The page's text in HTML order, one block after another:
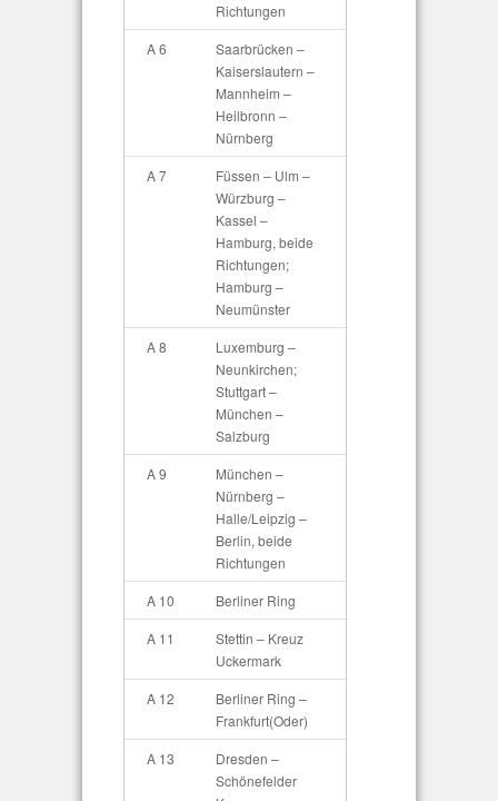
Richtungen
A 6
Saarbrücken –
Kaiserslautern –
Mannheim –
Heilbronn –
Nürnberg
A 7
Füssen – Ulm –
Würzburg –
Kassel –
Hamburg, beide
Richtungen;
Hamburg –
Neumünster
A 8
Luxemburg –
Neunkirchen;
Stuttgart –
München –
Salzburg
A 9
München –
Nürnberg –
Halle/Leipzig –
Berlin, beide
Richtungen
A 10
Berliner Ring
A 11
Stettin – Kreuz
Uckermark
A 12
Berliner Ring –
Frankfurt(Oder)
A 13
Dresden –
Schönefelder